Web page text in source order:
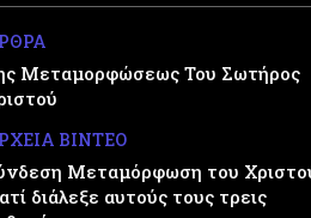
Μεταμορφώσεως Του Σωτήρος
ΒΙΝΤΕΟ
Μεταμόρφωση του
διάλεξε αυτούς τους τρεις